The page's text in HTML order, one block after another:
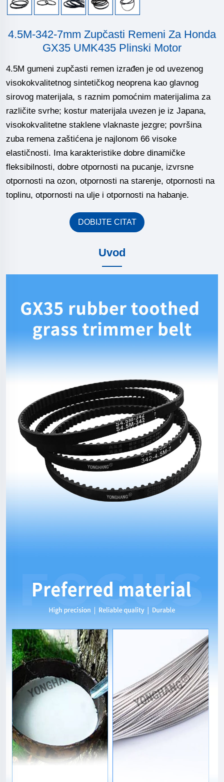
4.5M-342-7mm Zupčasti Remeni Za Honda
GX35 UMK435 Plinski Motor
4.5M gumeni zupčasti remen izrađen je od uvezenog
visokokvalitetnog sintetičkog neoprena kao glavnog
sirovog materijala, s raznim pomoćnim materijalima za
različite svrhe; kostur materijala uvezen je iz Japana,
visokokvalitetne staklene vlaknaste jezgre; površina
zuba remena zaštićena je najlonom 66 visoke
elastičnosti. Ima karakteristike dobre dinamičke
fleksibilnosti, dobre otpornosti na pucanje, izvrsne
otpornosti na ozon, otpornosti na starenje, otpornosti na
toplinu, otpornosti na ulje i otpornosti na habanje.
DOBIJTE CITAT
Uvod